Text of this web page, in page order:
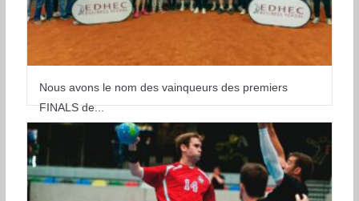
Nous avons le nom des vainqueurs des premiers
FINALS de...